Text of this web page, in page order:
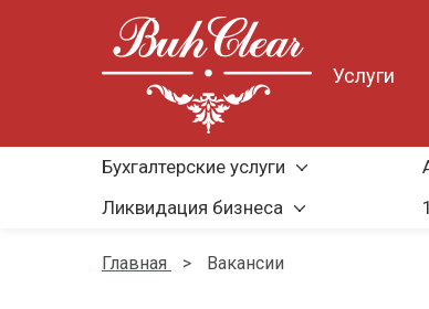
Услуги
Бухгалтерские услуги
Ликвидация бизнеса
Главная > Вакансии